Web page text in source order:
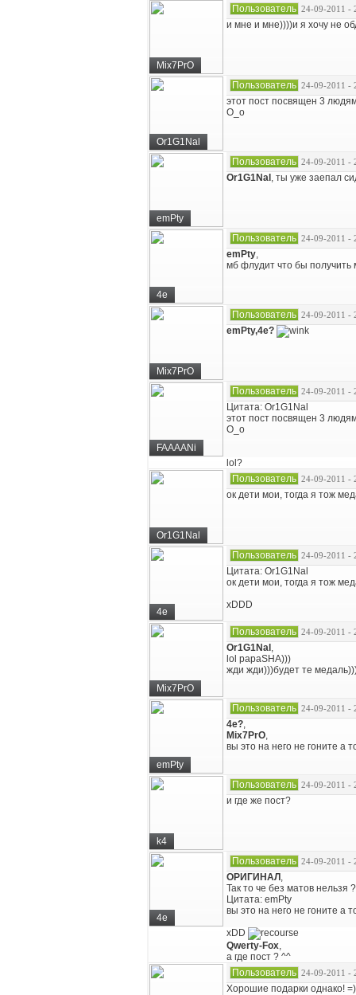
Mix7PrO
Пользователь 24-09-2011 -
и мне и мне))))и я хочу не
Or1G1Nal
Пользователь 24-09-2011 -
этот пост посвящен 3
О_о
emPty
Пользователь 24-09-2011 -
Or1G1Nal , ты уже заепал
4e
Пользователь 24-09-2011 -
emPty,
мб флудит что бы получить
Mix7PrO
Пользователь 24-09-2011 -
emPty,4e?
FAAAANi
Пользователь 24-09-2011 -
Цитата: Or1G1Nal
этот пост посвящен 3
О_о
lol?
Or1G1Nal
Пользователь 24-09-2011 -
ок дети мои, тогда я тож
4e
Пользователь 24-09-2011 -
Цитата: Or1G1Nal
ок дети мои, тогда я тож
xDDD
Mix7PrO
Пользователь 24-09-2011 -
Or1G1Nal ,
lol papaSHA)))
жди жди)))будет те
emPty
Пользователь 24-09-2011 -
4e?,
Mix7PrO,
вы это на него не гоните а
k4
Пользователь 24-09-2011 -
и где же пост?
4e
Пользователь 24-09-2011 -
ОРИГИНАЛ ,
Так то че без матов нельзя
Цитата: emPty
вы это на него не гоните а
xDD
Qwerty-Fox,
а где пост ? ^^
Пользователь 24-09-2011 -
Хорошие подарки однако! =)